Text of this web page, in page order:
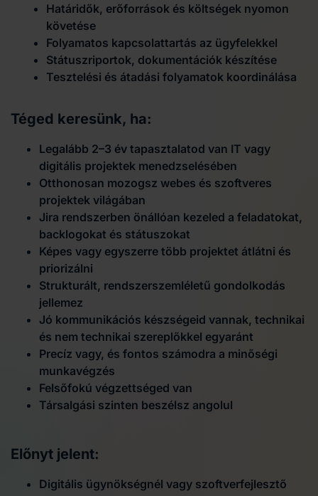
Határidők, erőforrások és költségek nyomon
követése
Folyamatos kapcsolattartás az ügyfelekkel
Státuszriportok, dokumentációk készítése
Tesztelési és átadási folyamatok koordinálása
Téged keresünk, ha:
Legalább 2–3 év tapasztalatod van IT vagy
digitális projektek menedzselésében
Otthonosan mozogsz webes és szoftveres
projektek világában
Jira rendszerben önállóan kezeled a feladatokat,
backlogokat és státuszokat
Képes vagy egyszerre több projektet átlátni és
priorizálni
Strukturált, rendszerszemléletű gondolkodás
jellemez
Jó kommunikációs készségeid vannak, technikai
és nem technikai szereplőkkel egyaránt
Precíz vagy, és fontos számodra a minőségi
munkavégzés
Felsőfokú végzettséged van
Társalgási szinten beszélsz angolul
Előnyt jelent:
Digitális ügynökségnél vagy szoftverfejlesztő